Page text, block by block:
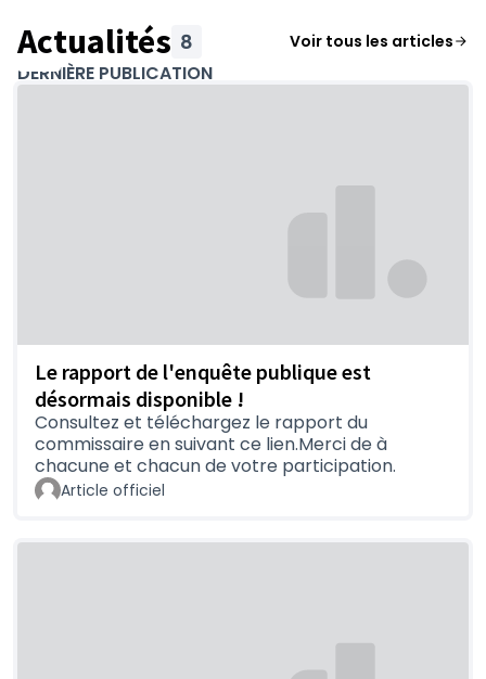
rendez-vous dans l'
(S'ouvre
Et après la concertation ?
Actualités 8 Voir tous les articles
DERNIÈRE PUBLICATION
Le rapport de l'enquête publique est
désormais disponible !
Consultez et téléchargez le rapport du
commissaire en suivant ce lien.Merci de à
chacune et chacun de votre participation.
Article officiel